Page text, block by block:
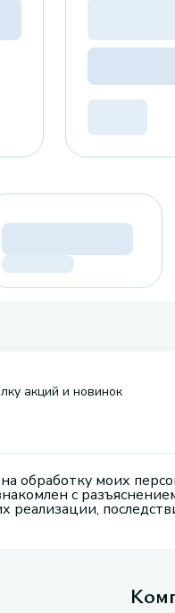
акций и новинок
обработку моих
с
реализации,